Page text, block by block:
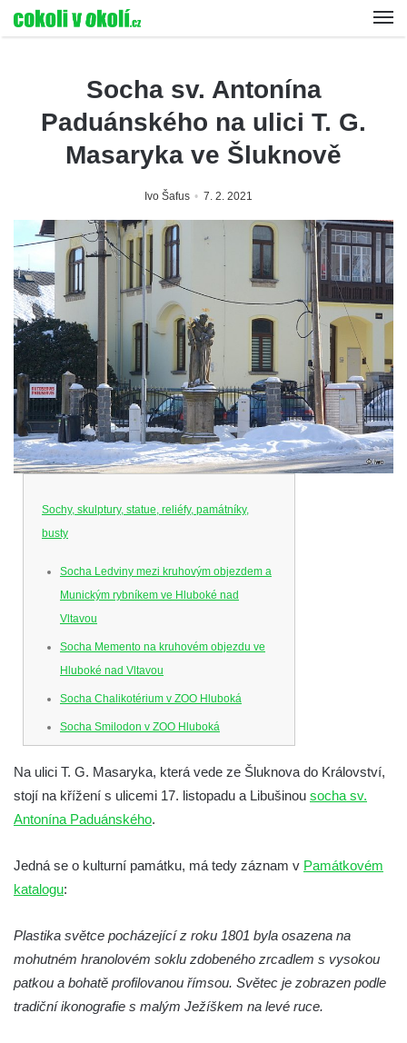
Socha sv. Antonína
Paduánského na ulici T. G.
Masaryka ve Šluknově
Ivo Šafus 7. 2. 2021
Sochy, skulptury, statue, reliéfy, památníky,
busty
Socha Ledviny mezi kruhovým objezdem a
Munickým rybníkem ve Hluboké nad
Vltavou
Socha Memento na kruhovém objezdu ve
Hluboké nad Vltavou
Socha Chalikotérium v ZOO Hluboká
Socha Smilodon v ZOO Hluboká
Socha Koroun bezzubý v ZOO Hluboká
Socha Mamutí lebka v ZOO Hluboká
Socha Mamut srstnatý v ZOO Hluboká
Socha Vydry si hrají v ZOO Hluboká
Socha Přátelství v ZOO Hluboká
Socha Matka příroda v ZOO Hluboká
Na ulici T. G. Masaryka, která vede ze Šluknova do Království,
stojí na křížení s ulicemi 17. listopadu a Libušinou socha sv.
Antonína Paduánského.
Jedná se o kulturní památku, má tedy záznam v Památkovém
katalogu:
Plastika světce pocházející z roku 1801 byla osazena na
mohutném hranolovém soklu zdobeného zrcadlem s vysokou
patkou a bohatě profilovanou římsou. Světec je zobrazen podle
tradiční ikonografie s malým Ježíškem na levé ruce.